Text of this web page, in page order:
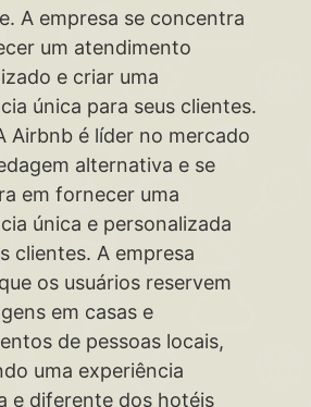
A empresa se concentra
um atendimento
e criar uma
única para seus clientes.
Airbnb é líder no mercado
alternativa e se
em fornecer uma
única e personalizada
clientes. A empresa
os usuários reservem
em casas e
de pessoas locais,
uma experiência
e diferente dos hotéis